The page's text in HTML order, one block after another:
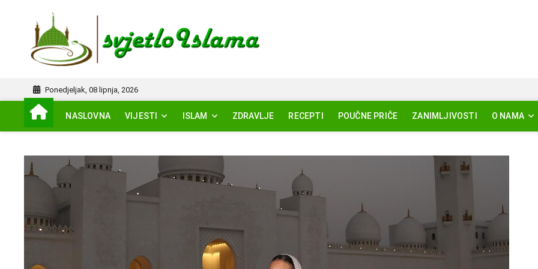
Ponedjeljak, 08 lipnja, 2026
NASLOVNA VIJESTI ISLAM ZDRAVLJE RECEPTI POUČNE PRIČE ZANIMLJIVOSTI O NAMA